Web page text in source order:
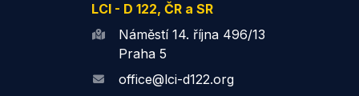
LCI - D 122, ČR a SR
Náměstí 14. října 496/13
Praha 5
office@lci-d122.org